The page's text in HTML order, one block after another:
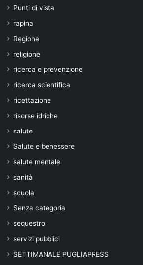
Punti di vista
rapina
Regione
religione
ricerca e prevenzione
ricerca scientifica
ricettazione
risorse idriche
salute
Salute e benessere
salute mentale
sanità
scuola
Senza categoria
sequestro
servizi pubblici
SETTIMANALE PUGLIAPRESS